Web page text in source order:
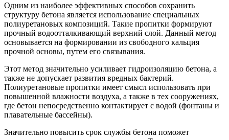
Одним из наиболее эффективных способов сохранить
структуру бетона является использование специальных
полиуретановых композиций. Такие пропитки формируют
прочный водоотталкивающий верхний слой. Данный метод
основывается на формировании из свободного кальция
прочной основы, путем его связывания.
Этот метод значительно усиливает гидроизоляцию бетона, а
также не допускает развития вредных бактерий.
Полиуретановые пропитки имеет смысл использовать при
повышенной влажности воздуха, а также в тех сооружениях,
где бетон непосредственно контактирует с водой (фонтаны и
плавательные бассейны).
Значительно повысить срок службы бетона поможет